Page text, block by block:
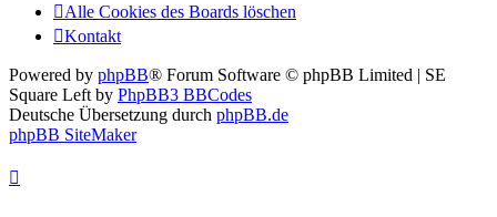
Alle Cookies des Boards löschen
Kontakt
Powered by phpBB® Forum Software © phpBB Limited | SE
Square Left by PhpBB3 BBCodes
Deutsche Übersetzung durch phpBB.de
phpBB SiteMaker